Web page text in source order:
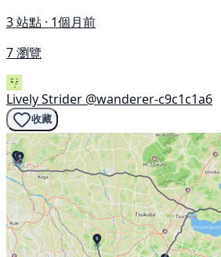
3 站點 · 1個月前
7 瀏覽
Lively Strider @wanderer-c9c1c1a6
收藏